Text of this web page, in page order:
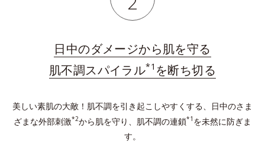
日中のダメージから肌を守る
肌不調スパイラル*1 を断ち切る
美しい素肌の大敵！肌不調を引き起こしやすくする、日中のさま
ざまな外部刺激*2から肌を守り、肌不調の連鎖*1 を未然に防ぎま
す。